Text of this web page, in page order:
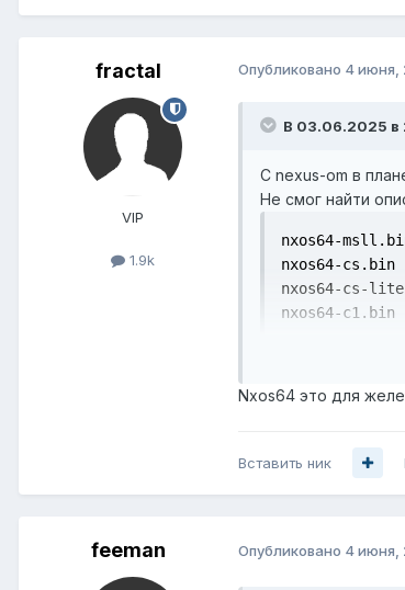
fractal
VIP
1.9k
Опубликовано 4 июня,
В 03.06.2025 в
С nexus-om в
Не смог найти
nxos64-
nxos64-cs.bin
nxos64-cs-
nxos64-c1.bin
n9000-epld -
Nxos64 это для
Вставить ник
feeman Опубликовано 4 июня,